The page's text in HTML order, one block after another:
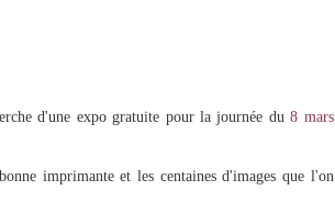
d'une expo gratuite pour la journée du8 mars
imprimante et les centaines d'images que l'on